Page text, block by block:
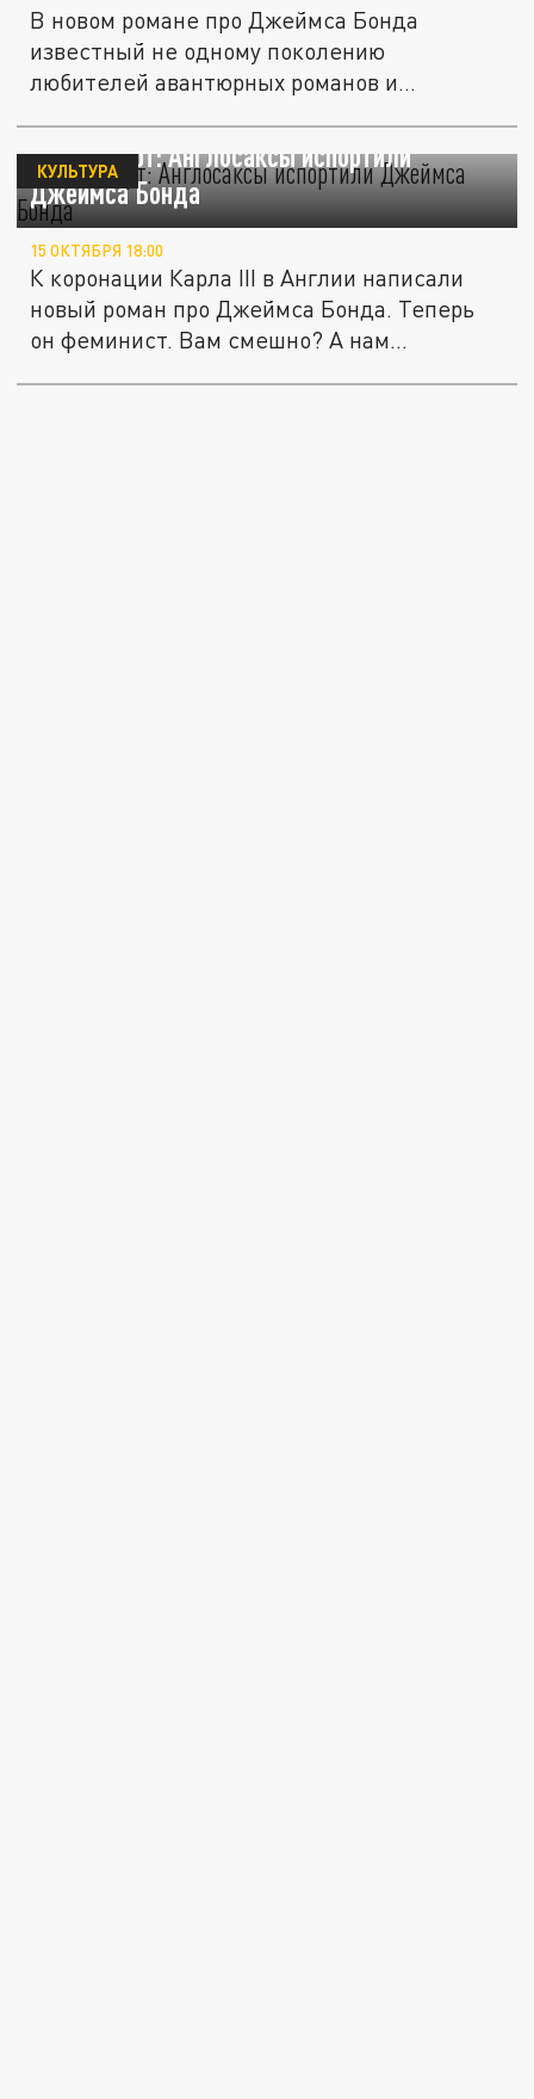
В новом романе про Джеймса Бонда
известный не одному поколению
любителей авантюрных романов и
Уже не торт: Англосаксы испортили
Джеймса Бонда
КУЛЬТУРА
15 ОКТЯБРЯ 18:00
К коронации Карла III в Англии написали
новый роман про Джеймса Бонда. Теперь
он феминист. Вам смешно? А нам...